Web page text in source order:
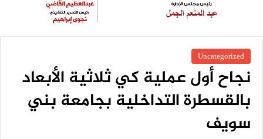
Uncategorized
نجاح أول عملية كي ثلاثية الأبعاد
بالقسطرة التداخلية بجامعة بني
سويف